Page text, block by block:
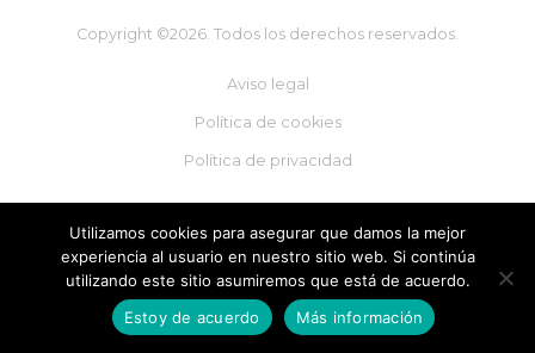
Copyright ©2026. Todos los derechos reservados.
Aviso legal
Política de cookies
Política de privacidad
Utilizamos cookies para asegurar que damos la mejor
experiencia al usuario en nuestro sitio web. Si continúa
utilizando este sitio asumiremos que está de acuerdo.
Estoy de acuerdo
Más información